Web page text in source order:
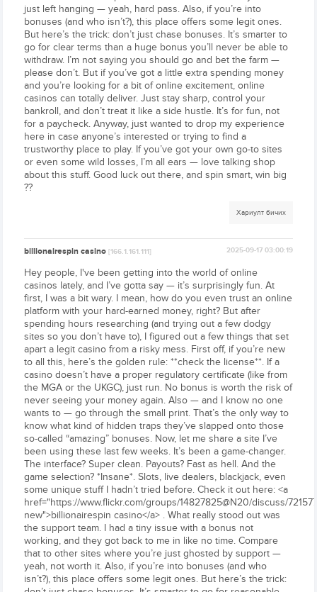
just left hanging — yeah, hard pass. Also, if you’re into
bonuses (and who isn’t?), this place offers some legit ones.
But here’s the trick: don’t just chase bonuses. It’s smarter to
go for clear terms than a huge bonus you’ll never be able to
withdraw. I’m not saying you should go and bet the farm —
please don’t. But if you’ve got a little extra spending money
and you’re looking for a bit of online excitement, online
casinos can totally deliver. Just stay sharp, control your
bankroll, and don’t treat it like a side hustle. It’s for fun, not
for a paycheck. Anyway, just wanted to drop my experience
here in case anyone’s interested or trying to find a
trustworthy place to play. If you’ve got your own go-to sites
or even some wild losses, I’m all ears — love talking shop
about this stuff. Good luck out there, and spin smart, win big
??
Хариулт бичих
billionairespin casino[166.1.161.111] 2025-09-17 03:00:19
Hey people, I've been getting into the world of online
casinos lately, and I’ve gotta say — it’s surprisingly fun. At
first, I was a bit wary. I mean, how do you even trust an online
platform with your hard-earned money, right? But after
spending hours researching (and trying out a few dodgy
sites so you don’t have to), I figured out a few things that set
apart a legit casino from a risky mess. First off, if you’re new
to all this, here’s the golden rule: **check the license**. If a
casino doesn’t have a proper regulatory certificate (like from
the MGA or the UKGC), just run. No bonus is worth the risk of
never seeing your money again. Also — and I know no one
wants to — go through the small print. That’s the only way to
know what kind of hidden traps they’ve slapped onto those
so-called “amazing” bonuses. Now, let me share a site I’ve
been using these last few weeks. It’s been a game-changer.
The interface? Super clean. Payouts? Fast as hell. And the
game selection? *Insane*. Slots, live dealers, blackjack, even
some unique stuff I hadn’t tried before. Check it out here: <a
href="https://www.flickr.com/groups/14827825@N20/discuss/
new">billionairespin casino</a> . What really stood out was
the support team. I had a tiny issue with a bonus not
working, and they got back to me in like no time. Compare
that to other sites where you’re just ghosted by support —
yeah, not worth it. Also, if you’re into bonuses (and who
isn’t?), this place offers some legit ones. But here’s the trick: